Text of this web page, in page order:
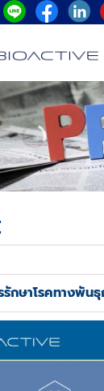
รักษาโรคทางพัน